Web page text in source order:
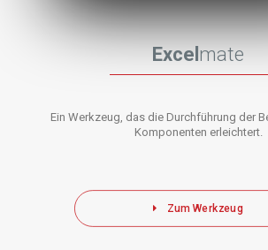
Excel mate
Ein Werkzeug, das die Durchführung der
Komponenten erleichtert.
Zum Werkzeug